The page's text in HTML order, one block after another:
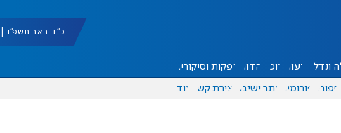
כ"ד באב תשפ"ו | 07/08/2026
ונדל"ן דעות אוכל יהדות הפקות וסיקורים
ספורט פורומים אתר ישיבה יצירת קשר עוד